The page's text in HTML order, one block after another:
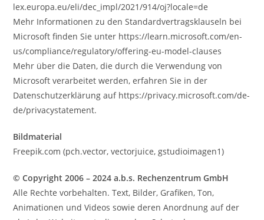
lex.europa.eu/eli/dec_impl/2021/914/oj?locale=de
Mehr Informationen zu den Standardvertragsklauseln bei
Microsoft finden Sie unter https://learn.microsoft.com/en-
us/compliance/regulatory/offering-eu-model-clauses
Mehr über die Daten, die durch die Verwendung von
Microsoft verarbeitet werden, erfahren Sie in der
Datenschutzerklärung auf https://privacy.microsoft.com/de-
de/privacystatement.
Bildmaterial
Freepik.com (pch.vector, vectorjuice, gstudioimagen1)
© Copyright 2006 –2024 a.b.s. Rechenzentrum GmbH
Alle Rechte vorbehalten. Text, Bilder, Grafiken, Ton,
Animationen und Videos sowie deren Anordnung auf der